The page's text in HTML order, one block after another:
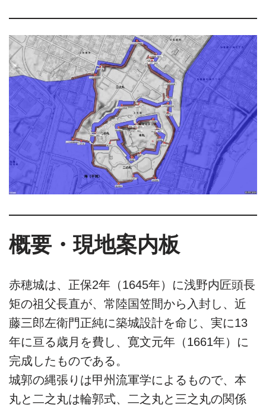
概要・現地案内板
赤穂城は、正保2年（1645年）に浅野内匠頭長
矩の祖父長直が、常陸国笠間から入封し、近
藤三郎左衛門正純に築城設計を命じ、実に13
年に亘る歳月を費し、寛文元年（1661年）に
完成したものである。
城郭の縄張りは甲州流軍学によるもので、本
丸と二之丸は輪郭式、二之丸と三之丸の関係